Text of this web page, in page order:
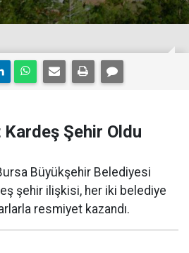
Şehir Oldu
Büyükşehir Belediyesi
şehir ilişkisi, her iki belediye
resmiyet kazandı.